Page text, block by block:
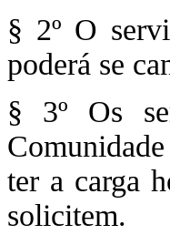
§ 2º O
poderá se
§ 3º Os
ter a carga
solicitem.